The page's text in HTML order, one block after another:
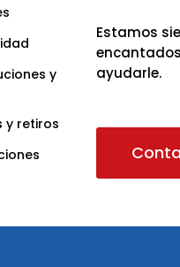
y
y retiros
Estamos
ayudarle.